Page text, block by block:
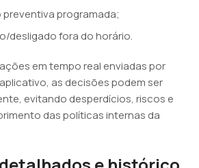
programada;
desligado fora do horário.
em tempo real enviadas por
as decisões podem ser
evitando desperdícios, riscos e
das políticas internas da